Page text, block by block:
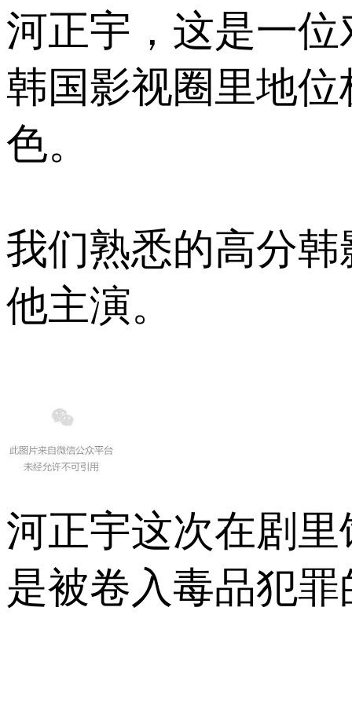
河正宇，这是一
韩国影视圈里地
色。
我们熟悉的高分
他主演。
河正宇这次在剧
是被卷入毒品犯